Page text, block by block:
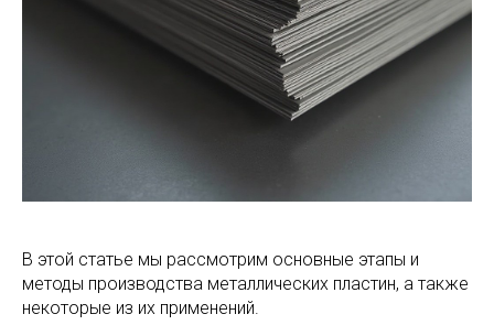
В этой статье мы рассмотрим основные этапы и
методы производства металлических пластин, а также
некоторые из их применений.